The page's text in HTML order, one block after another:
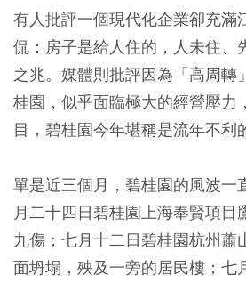
有人批評一個現代化企業卻充滿
侃：房子是給人住的，人未住、
之兆。媒體則批評因為「高周轉
桂園，似乎面臨極大的經營壓力
目，碧桂園今年堪稱是流年不利
單是近三個月，碧桂園的風波一
月二十四日碧桂園上海奉賢項目
九傷；七月十二日碧桂園杭州蕭
面坍塌，殃及一旁的居民樓；七